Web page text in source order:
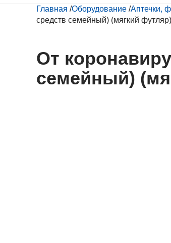
Главная /Оборудование /Аптечки,
средств семейный) (мягкий футляр)
От
семейный)